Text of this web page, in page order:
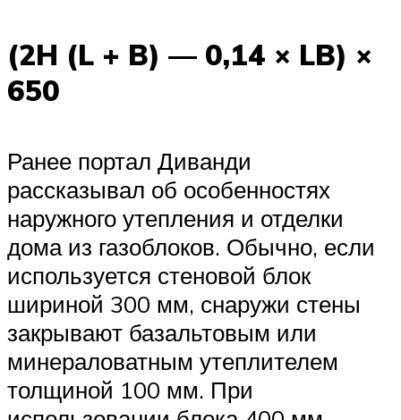
(2H (L + B) — 0,14 × LB) ×
650
Ранее портал Диванди
рассказывал об особенностях
наружного утепления и отделки
дома из газоблоков. Обычно, если
используется стеновой блок
шириной 300 мм, снаружи стены
закрывают базальтовым или
минераловатным утеплителем
толщиной 100 мм. При